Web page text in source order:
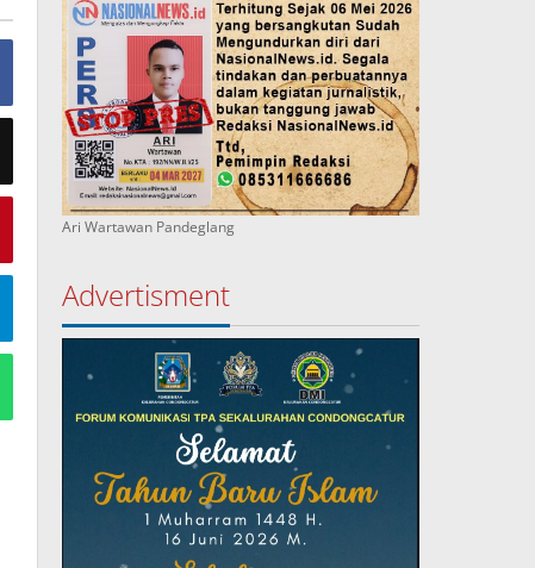
Ari Wartawan Pandeglang
Advertisment